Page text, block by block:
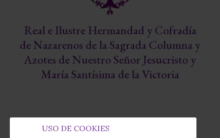
Real e Ilustre Hermandad y Cofradía
de Nazarenos de la Sagrada Columna y
Azotes de Nuestro Señor Jesucristo y
María Santísima de la Victoria
USO DE COOKIES